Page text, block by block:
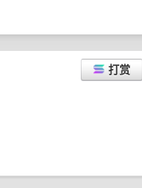
打赏